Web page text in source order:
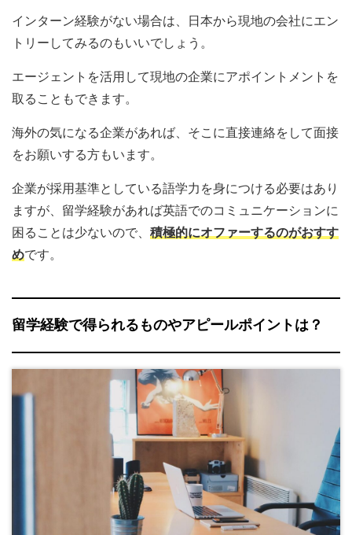
インターン経験がない場合は、日本から現地の会社にエン
トリーしてみるのもいいでしょう。
エージェントを活用して現地の企業にアポイントメントを
取ることもできます。
海外の気になる企業があれば、そこに直接連絡をして面接
をお願いする方もいます。
企業が採用基準としている語学力を身につける必要はあり
ますが、留学経験があれば英語でのコミュニケーションに
困ることは少ないので、 積極的にオファーするのがおすす
めです。
留学経験で得られるものやアピールポイントは？